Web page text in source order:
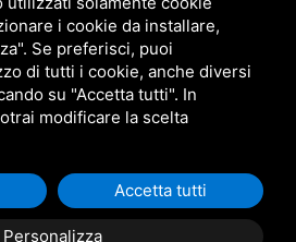
i cookie da installare,
Se preferisci, puoi
di tutti i cookie, anche diversi
su "Accetta tutti". In
modificare la scelta
Personalizza
Accetta tutti